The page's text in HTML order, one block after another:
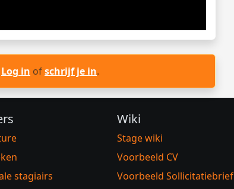
Log in ofschrijf je in.
stagiairs
Wiki
Stage wiki
Voorbeeld CV
Voorbeeld Sollicitatiebrief